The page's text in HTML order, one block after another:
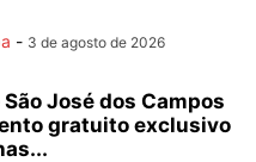
- 3 de agosto de 2026
José dos Campos
gratuito exclusivo